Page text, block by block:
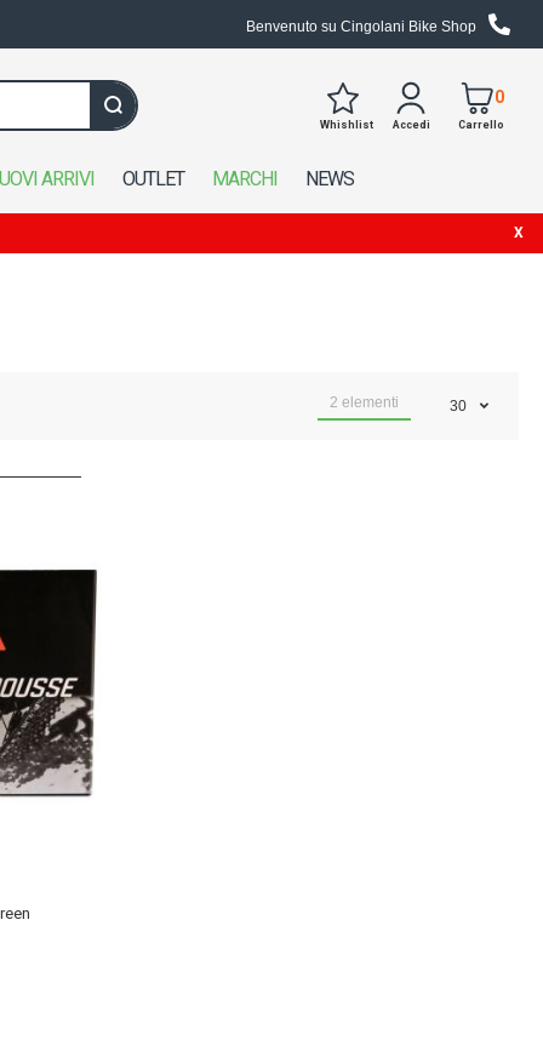
Benvenuto su Cingolani Bike Shop
Accedi
Whishlist
0
Carrello
ARRIVI OUTLET MARCHI NEWS
2 elementi 30